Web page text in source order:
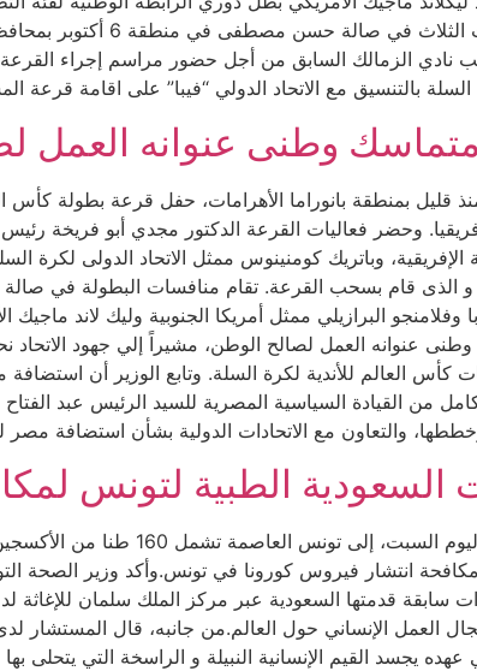
ويجري النهائي يوم الأحد 13
نادي الزمالك السابق من أجل حضور مراسم إجراء
السلة بالتنسيق مع الاتحاد الدولي “فيبا” على اقامة
متماسك وطنى عنوانه العمل
بمنطقة بانوراما الأهرامات، حفل قرعة بطولة كأس
وحضر فعاليات القرعة الدكتور مجدي أبو فريخة
وباتريك كومنينوس ممثل الاتحاد الدولى لكرة
عنوانه العمل لصالح الوطن، مشيراً إلي جهود
العالم للأندية لكرة السلة. وتابع الوزير أن استضافة
من القيادة السياسية المصرية للسيد الرئيس عبد
والتعاون مع الاتحادات الدولية بشأن استضافة مصر
الطبية لتونس
صلت دفعة جديدة من المساعدات
مكافحة انتشار فيروس كورونا في تونس.وأكد وزير الصحة
سابقة قدمتها السعودية عبر مركز الملك سلمان
العمل الإنساني حول العالم.من جانبه، قال المستشار
يجسد القيم الإنسانية النبيلة و الراسخة التي يتحلى بها